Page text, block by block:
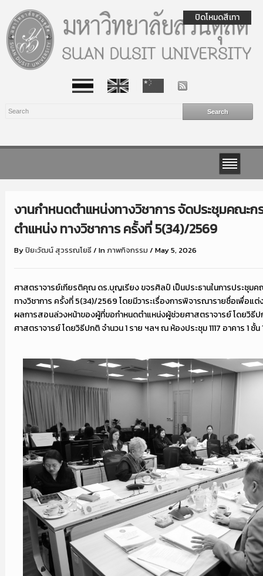
งานกำหนดตำแหน่งทางวิชาการ จัดประชุมคณะ
ตำแหน่ง ทางวิชาการ ครั้งที่ 5(34)/2569
Byปิยะวัฒน์ สุวรรณโยธี/ Inภาพกิจกรรม / May 5, 2026
ศาสตราจารย์เกียรติคุณ ดร.บุญเรียง ขจรศิลป์ เป็นประธานในการประชุม
ทางวิชาการ ครั้งที่ 5(34)/2569 โดยมีวาระเรื่องการพิจารณารายชื่อเพื่อแ
ผลการสอนล่วงหน้าของผู้ที่ขอกำหนดตำแหน่งผู้ช่วยศาสตราจารย์ โดยวิธีป
ศาสตราจารย์ โดยวิธีปกติ จำนวน 1 ราย ฯลฯ ณ ห้องประชุม 1117 อาคาร 1 ชั้
ปิดโหมดสีเทา